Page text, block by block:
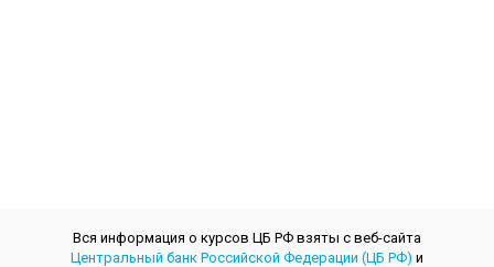
Вся информация о курсов ЦБ РФ взяты с веб-сайта
Центральный банк Российской Федерации (ЦБ РФ) и